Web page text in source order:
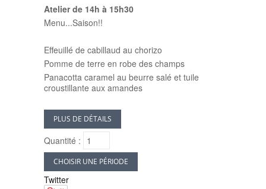
Atelier de 14h à 15h30
Menu...Saison!!
Effeuillé de cabillaud au chorizo
Pomme de terre en robe des champs
Panacotta caramel au beurre salé et tuile
croustillante aux amandes
PLUS DE DÉTAILS
Quantité :
CHOISIR UNE PÉRIODE
Twitter